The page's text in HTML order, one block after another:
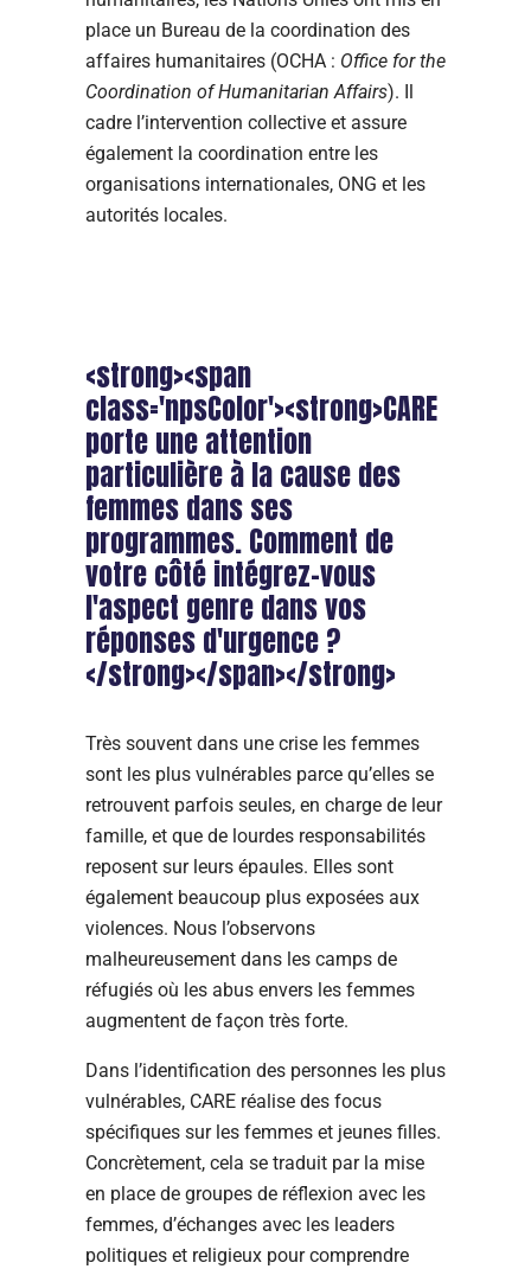
place un Bureau de la coordination des
affaires humanitaires (OCHA : Office for the
Coordination of Humanitarian Affairs). Il
cadre l’intervention collective et assure
également la coordination entre les
organisations internationales, ONG et les
autorités locales.
<strong><span
class='npsColor'><strong>CARE
porte une attention
particulière à la cause des
femmes dans ses
programmes. Comment de
votre côté intégrez-vous
l'aspect genre dans vos
réponses d'urgence ?
</strong></span></strong>
Très souvent dans une crise les femmes
sont les plus vulnérables parce qu’elles se
retrouvent parfois seules, en charge de leur
famille, et que de lourdes responsabilités
reposent sur leurs épaules. Elles sont
également beaucoup plus exposées aux
violences. Nous l’observons
malheureusement dans les camps de
réfugiés où les abus envers les femmes
augmentent de façon très forte.
Dans l’identification des personnes les plus
vulnérables, CARE réalise des focus
spécifiques sur les femmes et jeunes filles.
Concrètement, cela se traduit par la mise
en place de groupes de réflexion avec les
femmes, d’échanges avec les leaders
politiques et religieux pour comprendre